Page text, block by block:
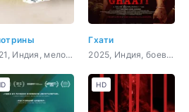
2021, Индия, мелодрама
Гхати
2025, Индия, боевик, триллер, драма, криминал
HD